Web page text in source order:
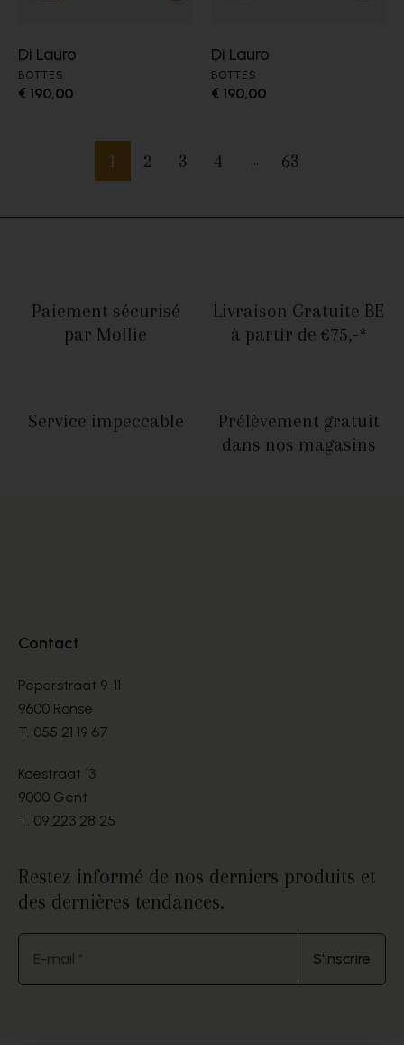
Di Lauro
BOTTES
€ 190,00
Di Lauro
BOTTES
€ 190,00
1 2 3 4 … 63
Paiement sécurisé
par Mollie
Livraison Gratuite BE
à partir de €75,-*
Service impeccable
Prélèvement gratuit
dans nos magasins
Contact
Peperstraat 9-11
9600 Ronse
T. 055 21 19 67
Koestraat 13
9000 Gent
T. 09 223 28 25
Restez informé de nos derniers produits et
des dernières tendances.
E-mail * S'inscrire